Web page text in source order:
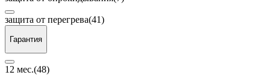
защита от перегрева(41)
Гарантия
12 мес.(48)